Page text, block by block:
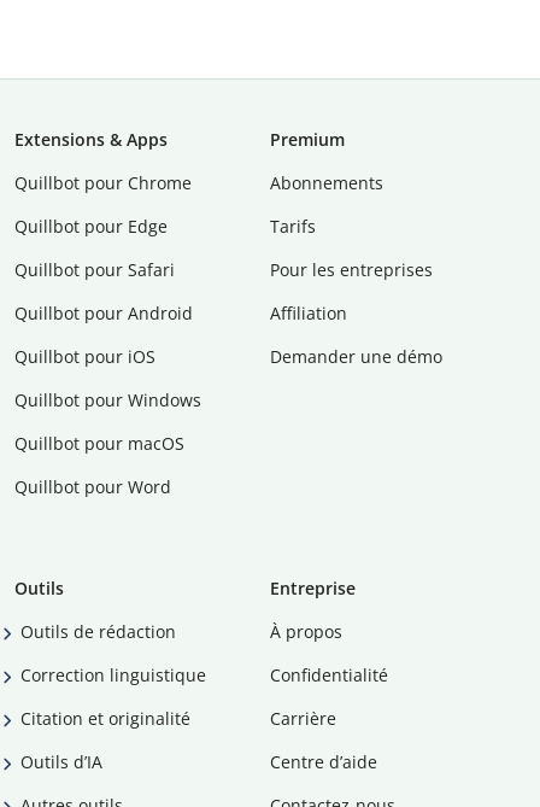
Extensions & Apps
Quillbot pour Chrome
Quillbot pour Edge
Quillbot pour Safari
Quillbot pour Android
Quillbot pour iOS
Quillbot pour Windows
Quillbot pour macOS
Quillbot pour Word
Premium
Abonnements
Tarifs
Pour les entreprises
Affiliation
Demander une démo
Outils
Outils de rédaction
Correction linguistique
Citation et originalité
Outils d’IA
Entreprise
À propos
Confidentialité
Carrière
Centre d’aide